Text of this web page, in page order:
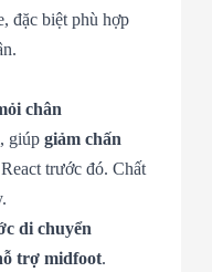
đặc biệt phù hợp
chân
giúp giảm chấn
trước đó. Chất
di chuyển
trợ midfoot.